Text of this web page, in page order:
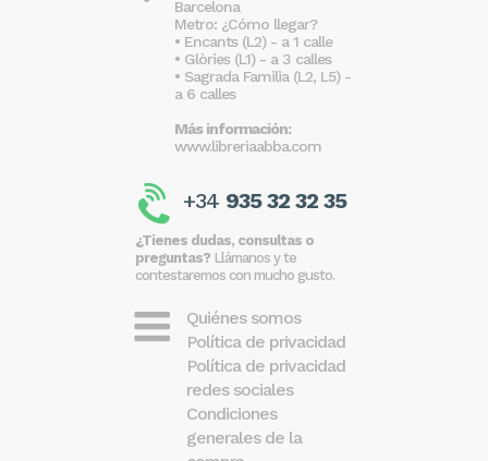
Barcelona
Metro: ¿Cómo llegar?
• Encants (L2) - a 1 calle
• Glòries (L1) - a 3 calles
• Sagrada Familia (L2, L5) -
a 6 calles
Más información:
www.libreriaabba.com
+34 935 32 32 35
¿Tienes dudas, consultas o
preguntas? Llámanos y te
contestaremos con mucho gusto.
Quiénes somos
Política de privacidad
Política de privacidad
redes sociales
Condiciones
generales de la